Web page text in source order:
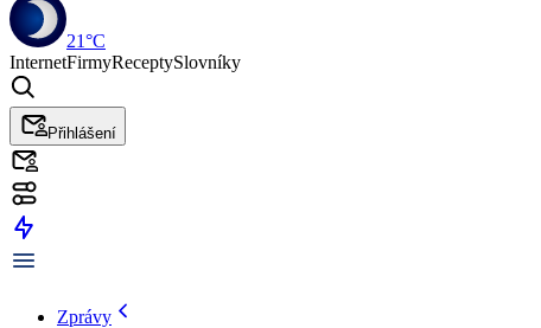
21°C
InternetFirmyReceptySlovníky
Přihlášení
Zprávy